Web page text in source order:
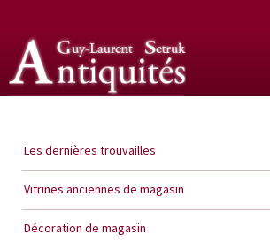
Les dernières trouvailles
Vitrines anciennes de magasin
Décoration de magasin